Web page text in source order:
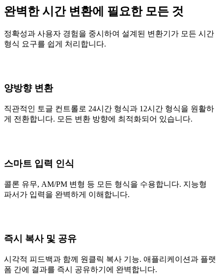
완벽한 시간 변환에 필요한 모든 것
정확성과 사용자 경험을 중시하여 설계된 변환기가 모든 시간
형식 요구를 쉽게 처리합니다.
양방향 변환
직관적인 토글 컨트롤로 24시간 형식과 12시간 형식을 원활하
게 전환합니다. 모든 변환 방향에 최적화되어 있습니다.
스마트 입력 인식
콜론 유무, AM/PM 변형 등 모든 형식을 수용합니다. 지능형
파서가 입력을 완벽하게 이해합니다.
즉시 복사 및 공유
시각적 피드백과 함께 원클릭 복사 기능. 애플리케이션과 플랫
폼 간에 결과를 즉시 공유하기에 완벽합니다.